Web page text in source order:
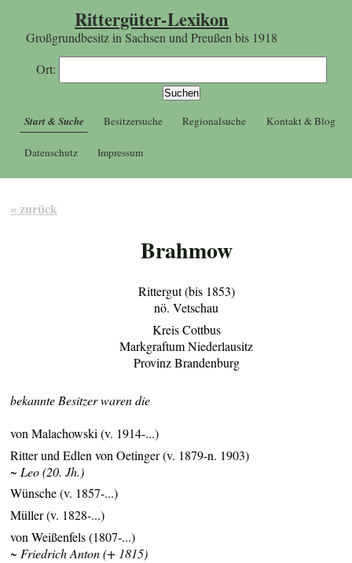
Rittergüter-Lexikon
Großgrundbesitz in Sachsen und Preußen bis 1918
Ort:
Start & Suche Besitzersuche Regionalsuche Kontakt & Blog
Datenschutz Impressum
« zurück
Brahmow
Rittergut (bis 1853)
nö. Vetschau
Kreis Cottbus
Markgraftum Niederlausitz
Provinz Brandenburg
bekannte Besitzer waren die
von Malachowski (v. 1914-...)
Ritter und Edlen von Oetinger (v. 1879-n. 1903)
~ Leo (20. Jh.)
Wünsche (v. 1857-...)
Müller (v. 1828-...)
von Weißenfels (1807-...)
~ Friedrich Anton (+ 1815)